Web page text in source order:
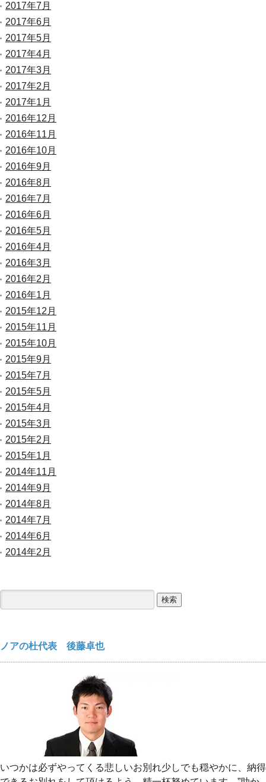
2017年7月
2017年6月
2017年5月
2017年4月
2017年3月
2017年2月
2017年1月
2016年12月
2016年11月
2016年10月
2016年9月
2016年8月
2016年7月
2016年6月
2016年5月
2016年4月
2016年3月
2016年2月
2016年1月
2015年12月
2015年11月
2015年10月
2015年9月
2015年7月
2015年5月
2015年4月
2015年3月
2015年2月
2015年1月
2014年11月
2014年9月
2014年8月
2014年7月
2014年6月
2014年2月
索:
ノアの杜代表 後藤卓也
いつかは必ずやってくる悲しいお別れ少しでも穏やかに、納得